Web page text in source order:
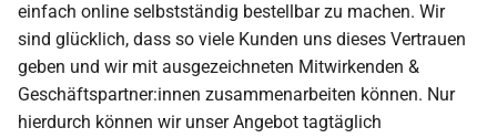
einfach online selbstständig bestellbar zu machen. Wir
sind glücklich, dass so viele Kunden uns dieses Vertrauen
geben und wir mit ausgezeichneten Mitwirkenden &
Geschäftspartner:innen zusammenarbeiten können. Nur
hierdurch können wir unser Angebot tagtäglich